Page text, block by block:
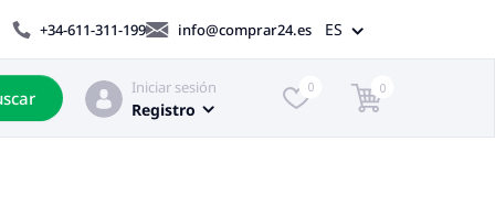
+34-611-311-199 info@comprar24.es ES
Iniciar sesión
Registro
0 0